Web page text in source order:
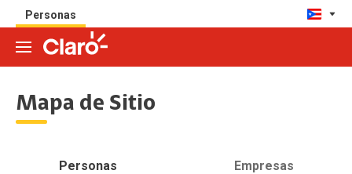
Personas
Mapa de Sitio
Personas Empresas